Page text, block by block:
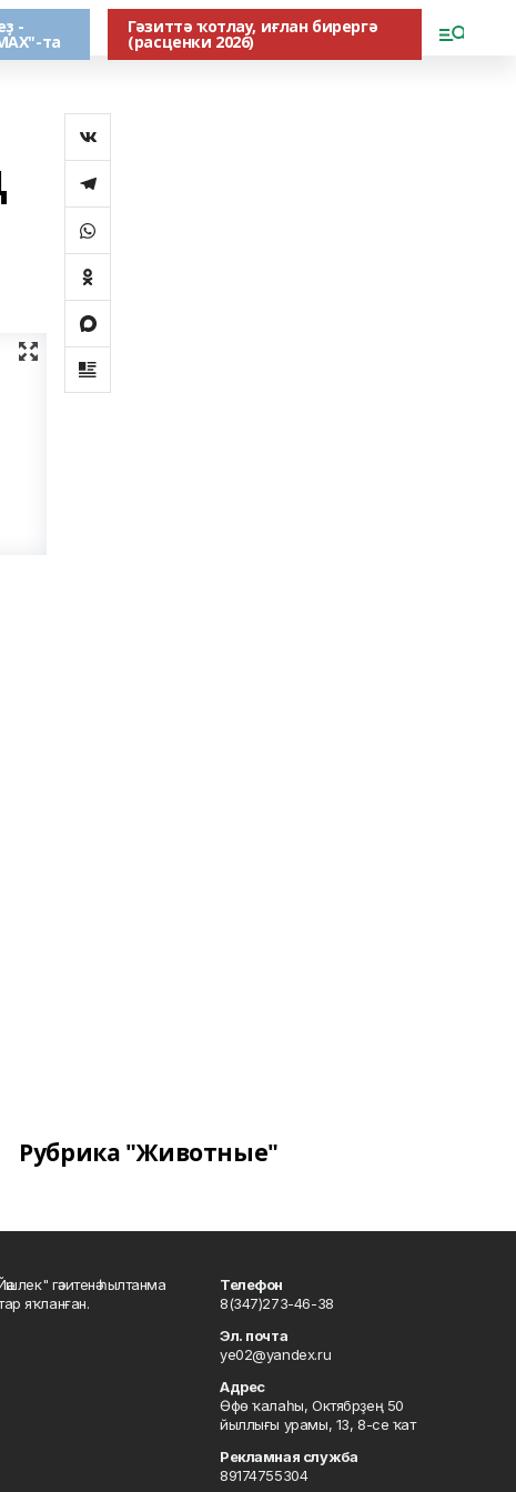
-
та
Гәзиттә ҡотлау, иғлан бирергә
(расценки 2026)
Рубрика "Животные"
гәзитенә һылтанма
яҡланған.
Телефон
8(347)273-46-38
Эл. почта
ye02@yandex.ru
Адрес
Өфө ҡалаһы, Октябрҙең 50
йыллығы урамы, 13, 8-се ҡат
Рекламная служба
89174755304